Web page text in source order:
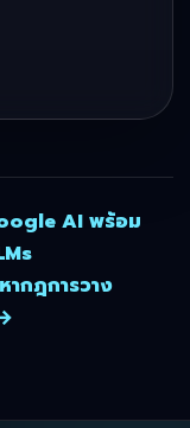
AI พร้อม
กฎการวาง